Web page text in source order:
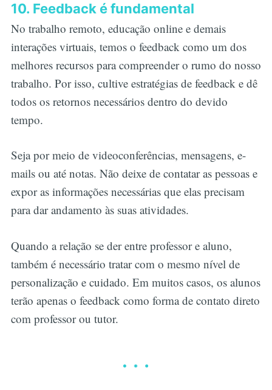
10. Feedback é fundamental
No trabalho remoto, educação online e demais
interações virtuais, temos o feedback como um dos
melhores recursos para compreender o rumo do nosso
trabalho. Por isso, cultive estratégias de feedback e dê
todos os retornos necessários dentro do devido
tempo.
Seja por meio de videoconferências, mensagens, e-
mails ou até notas. Não deixe de contatar as pessoas e
expor as informações necessárias que elas precisam
para dar andamento às suas atividades.
Quando a relação se der entre professor e aluno,
também é necessário tratar com o mesmo nível de
personalização e cuidado. Em muitos casos, os alunos
terão apenas o feedback como forma de contato direto
com professor ou tutor.